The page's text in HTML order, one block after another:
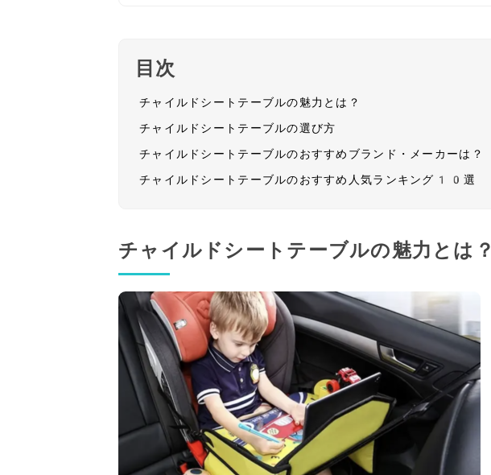
目次
チャイルドシートテーブルの魅力とは？
チャイルドシートテーブルの選び方
チャイルドシートテーブルのおすすめブランド・メーカーは？
チャイルドシートテーブルのおすすめ人気ランキング10選
チャイルドシートテーブルの魅力とは？